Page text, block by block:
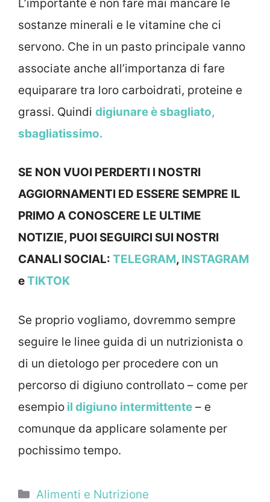
L’importante è non fare mai mancare le
sostanze minerali e le vitamine che ci
servono. Che in un pasto principale vanno
associate anche all’importanza di fare
equiparare tra loro carboidrati, proteine e
grassi. Quindi digiunare è sbagliato,
sbagliatissimo.
SE NON VUOI PERDERTI I NOSTRI
AGGIORNAMENTI ED ESSERE SEMPRE IL
PRIMO A CONOSCERE LE ULTIME
NOTIZIE, PUOI SEGUIRCI SUI NOSTRI
CANALI SOCIAL: TELEGRAM, INSTAGRAM
eTIKTOK
Se proprio vogliamo, dovremmo sempre
seguire le linee guida di un nutrizionista o
di un dietologo per procedere con un
percorso di digiuno controllato – come per
esempio il digiuno intermittente – e
comunque da applicare solamente per
pochissimo tempo.
Categorie
Alimenti e Nutrizione